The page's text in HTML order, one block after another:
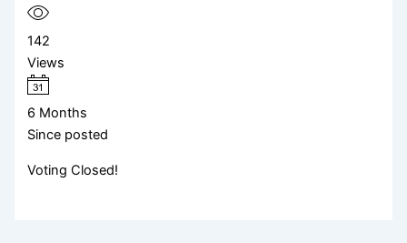
142
Views
6 Months
Since posted
Voting Closed!